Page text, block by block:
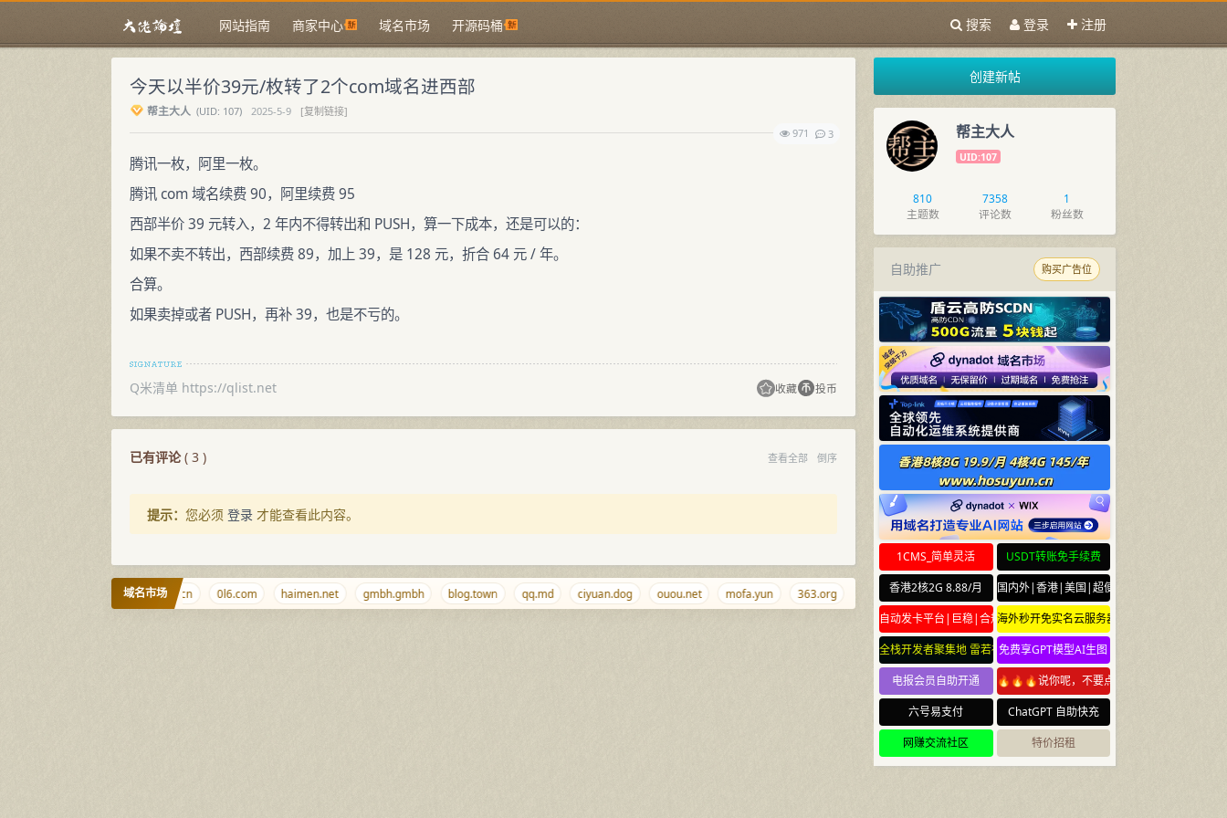
网站指南 商家中心 域名市场 开源码桶 搜索 登录 注册
今天以半价39元/枚转了2个com域名进西部
帮主大人 (UID: 107) 2025-5-9
[复制链接]
971
3
腾讯一枚，阿里一枚。
腾讯 com 域名续费 90，阿里续费 95
西部半价 39 元转入，2 年内不得转出和 PUSH，算一下成本，还是可以的：
如果不卖不转出，西部续费 89，加上 39，是 128 元，折合 64 元 / 年。
合算。
如果卖掉或者 PUSH，再补 39，也是不亏的。
Q米清单 https://qlist.net 收藏 投币
已有评论( 3 ) 查看全部 倒序
提示： 您必须 登录 才能查看此内容。
域名市场
347.cn 0l6.com haimen.net gmbh.gmbh blog.town qq.md ciyuan.dog ouou.net mofa.yun 363.org g.cr ciyuan.gay v.dog Nethtml.com
创建新帖
帮主大人
UID:107
810
主题数
7358
评论数
1
粉丝数
自助推广 购买广告位
1CMS_简单灵活
USDT转账免手续费
香港2核2G 8.88/月
国内外|香港|美国|超便宜云服务器
自动发卡平台|巨稳|合规海外秒开免实名云服务器
全栈开发者聚集地 雷若社区 leiruo.com
免费享GPT模型AI生图
电报会员自助开通
🔥🔥🔥说你呢，不要点🔥🔥🔥
六号易支付
ChatGPT 自助快充
网赚交流社区
特价招租